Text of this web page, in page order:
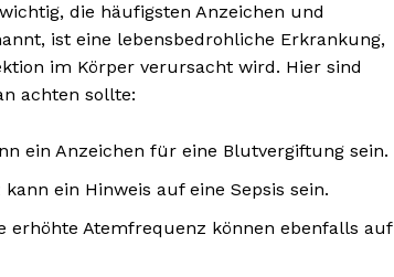
die häufigsten Anzeichen und
ist eine lebensbedrohliche Erkrankung,
im Körper verursacht wird. Hier sind
achten sollte:
ein Anzeichen für eine Blutvergiftung sein.
ein Hinweis auf eine Sepsis sein.
erhöhte Atemfrequenz können ebenfalls auf